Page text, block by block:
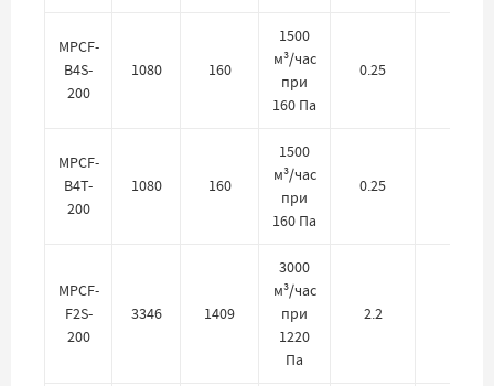
MPCF-
B4S-
200
1080 160
1500
м³/час
при
160 Па
0.25
MPCF-
B4T-
200
1080 160
1500
м³/час
при
160 Па
0.25
MPCF-
F2S-
200
3346 1409
3000
м³/час
при
1220
Па
2.2